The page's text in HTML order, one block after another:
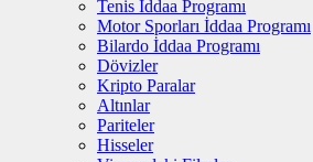
Tenis İddaa Programı
Motor Sporları İddaa Programı
Bilardo İddaa Programı
Dövizler
Kripto Paralar
Altınlar
Pariteler
Hisseler